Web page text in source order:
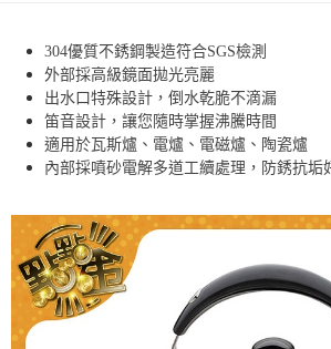
免運費304優質不銹鋼製造符合SGS檢測
外部採高級鏡面拋光亮麗
出水口特殊設計，倒水乾脆不滴漏
笛音設計，讓您隨時掌握沸騰時間
適用於瓦斯爐、電爐、電磁爐、陶瓷爐
內部採噴砂電解多道工續處理，防銹抗垢